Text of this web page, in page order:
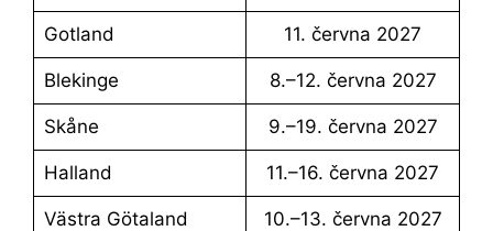
Gotland 11. června 2027
Blekinge 8.–12. června 2027
Skåne 9.–19. června 2027
Halland 11.–16. června 2027
Västra Götaland 10.–13. června 2027